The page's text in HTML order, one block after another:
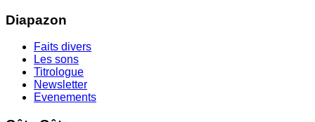
Diapazon
Faits divers
Les sons
Titrologue
Newsletter
Evenements